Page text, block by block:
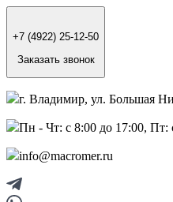
+7 (4922) 25-12-50
Заказать звонок
г. Владимир, ул. Большая
Пн - Чт: с 8:00 до 17:00, Пт:
info@macromer.ru